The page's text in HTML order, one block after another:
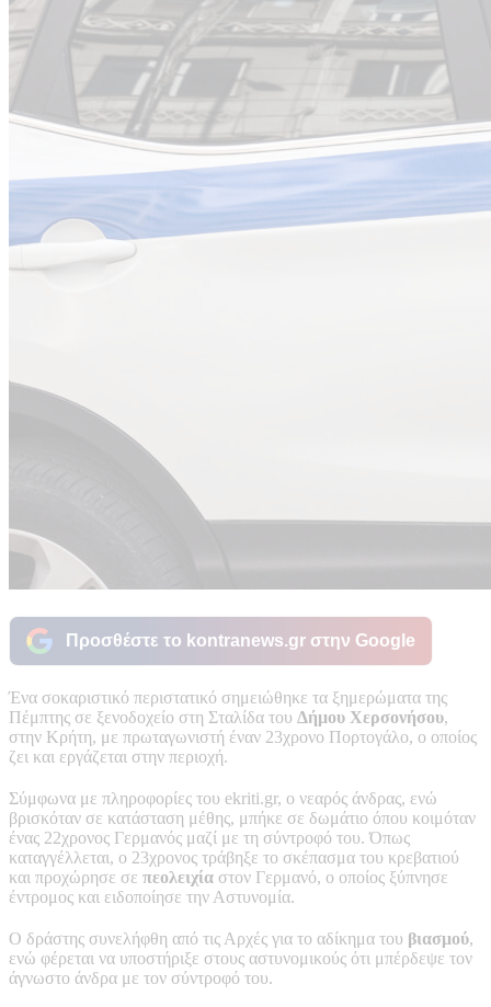
Προσθέστε το kontranews.gr στην Google
Ένα σοκαριστικό περιστατικό σημειώθηκε τα ξημερώματα της
Πέμπτης σε ξενοδοχείο στη Σταλίδα του Δήμου Χερσονήσου,
στην Κρήτη, με πρωταγωνιστή έναν 23χρονο Πορτογάλο, ο οποίος
ζει και εργάζεται στην περιοχή.
Σύμφωνα με πληροφορίες του ekriti.gr, ο νεαρός άνδρας, ενώ
βρισκόταν σε κατάσταση μέθης, μπήκε σε δωμάτιο όπου κοιμόταν
ένας 22χρονος Γερμανός μαζί με τη σύντροφό του. Όπως
καταγγέλλεται, ο 23χρονος τράβηξε το σκέπασμα του κρεβατιού
και προχώρησε σε πεολειχία στον Γερμανό, ο οποίος ξύπνησε
έντρομος και ειδοποίησε την Αστυνομία.
Ο δράστης συνελήφθη από τις Αρχές για το αδίκημα του βιασμού,
ενώ φέρεται να υποστήριξε στους αστυνομικούς ότι μπέρδεψε τον
άγνωστο άνδρα με τον σύντροφό του.